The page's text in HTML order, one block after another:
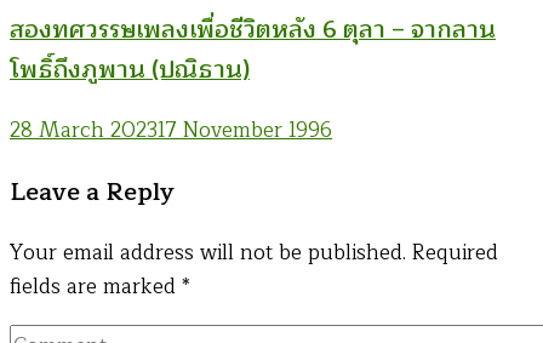
สองทศวรรษเพลงเพื่อชีวิตหลัง 6 ตุลา – จากลาน
โพธิ์ถึงภูพาน (ปณิธาน)
28 March 202317 November 1996
Leave a Reply
Your email address will not be published. Required
fields are marked *